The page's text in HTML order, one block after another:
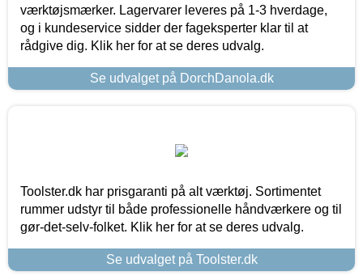
værktøjsmærker. Lagervarer leveres på 1-3 hverdage,
og i kundeservice sidder der fageksperter klar til at
rådgive dig. Klik her for at se deres udvalg.
Se udvalget på DorchDanola.dk
Toolster.dk har prisgaranti på alt værktøj. Sortimentet
rummer udstyr til både professionelle håndværkere og til
gør-det-selv-folket. Klik her for at se deres udvalg.
Se udvalget på Toolster.dk